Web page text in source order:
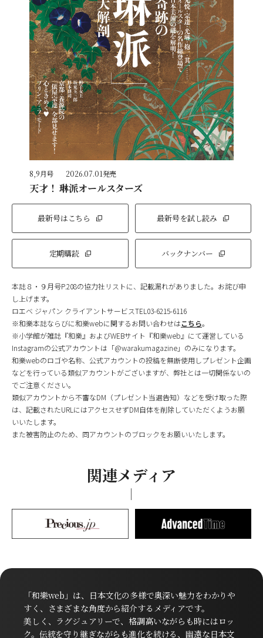
8,9月号 2026.07.01発売
天才！ 琳派オールスターズ
最新号はこちら 最新号を試し読み
定期購読 バックナンバー
本誌８・９月号P.208の協力社リストに、記載漏れがありました。お詫び申
し上げます。
ロエベ ジャパン クライアントサービスTEL03-6215-6116
※和樂本誌ならびに和樂webに関するお問い合わせはこちら。
※小学館が雑誌『和樂』およびWEBサイト『和樂web』にて運営している
Instagramの公式アカウントは「@warakumagazine」のみになります。
和樂webのロゴや名称、公式アカウントの投稿を無断使用しプレゼント企画
などを行っている類似アカウントがございますが、弊社とは一切関係ないの
でご注意ください。
類似アカウントから不審なDM（プレゼント当選告知）などを受け取った際
は、記載されたURLにはアクセスせずDM自体を削除していただくようお願
いいたします。
また被害防止のため、同アカウントのブロックをお願いいたします。
関連メディア
「和樂web」は、日本文化の多様で奥深い魅力をわかりや
すく、さまざまな角度から紹介するメディアです。
美しく、ラグジュアリーで、格調高いながらも時にはロッ
ク。伝統を守り継ぎながらも進化を続ける、幽遠な日本文